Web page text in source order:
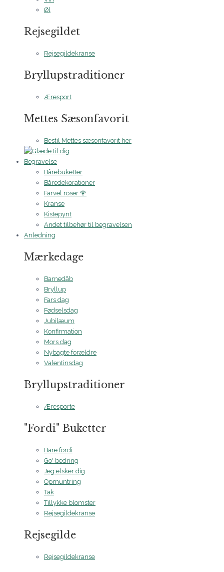
Øl
Rejsegildet
Rejsegildekranse
Bryllupstraditioner
Æresport
Mettes Sæsonfavorit
Bestil Mettes sæsonfavorit her
Begravelse
Bårebuketter
Båredekorationer
Farvel roser 🌹
Kranse
Kistepynt
Andet tilbehør til begravelsen
Anledning
Mærkedage
Barnedåb
Bryllup
Fars dag
Fødselsdag
Jubilæum
Konfirmation
Mors dag
Nybagte forældre
Valentinsdag
Bryllupstraditioner
Æresporte
"Fordi" Buketter
Bare fordi
Go' bedring
Jeg elsker dig
Opmuntring
Tak
Tillykke blomster
Rejsegildekranse
Rejsegilde
Rejsegildekranse